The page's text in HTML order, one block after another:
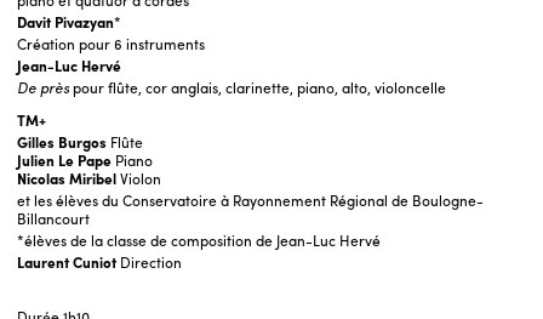
Davit Pivazyan*
Création pour 6 instruments
Jean-Luc Hervé
De prèspour flûte, cor anglais, clarinette, piano, alto, violoncelle
TM+
Gilles Burgos Flûte
Julien Le Pape Piano
Nicolas MiribelViolon
et les élèves du Conservatoire à Rayonnement Régional de Boulogne-
Billancourt
*élèves de la classe de composition de Jean-Luc Hervé
Laurent CuniotDirection